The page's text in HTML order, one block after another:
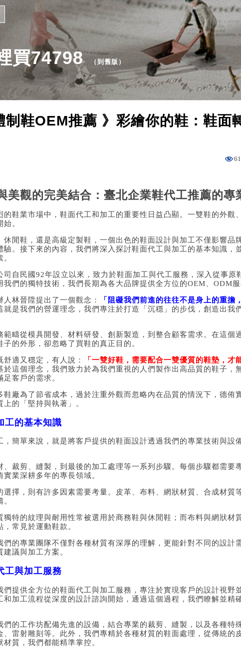
買74798（到舊版 ）
制鞋OEM推薦 》彩繪你的鞋：鞋面
61
美觀的完美結合：臺北企業鞋代工推薦的專
的鞋業市場中，鞋面代工和加工的重要性日益凸顯。一雙鞋的外觀
。
休閒鞋，還是高級定製鞋，一個出色的鞋面設計與加工不僅影響品
驗。接下來的內容，我們將深入探討鞋面代工與加工的基本知識，
司自民國92年設立以來，致力於鞋面加工與代工服務，深入從事原
我們的獨特技術，我們長期為各大品牌提供全方位的OEM、ODM服
人林晉陞提出了一個觀念：
「阻礙我們前進的往往不是身上的重擔
就是我們的營運理念，我們專注於打造「沉穩」的步伐，創造出我
範疇從模具開發、材料研發、創新製造，到整合顧客需求。在這個
子的外形，卻忽略了買鞋的真正目的。
舒適又穩定，有人說：
「一雙好鞋，需要配合一雙優質的鞋墊，才
於這個理念，我們致力於為我們重視的人們製作出高品質的鞋子，
客戶的需求。
鞋廠為了節省成本，過於注重外觀而忽略內在品質的情況下，德侑
上的「堅持與執著」。
工的基本知識
，簡單來說，就是將客戶提供的鞋面設計透過我們的專業技術與設
、裁剪、縫製，到最後的加工處理等一系列步驟。每個步驟都需要
實業深耕多年的專長領域。
選擇，則有許多因素需要考量。皮革、布料、網狀材質、合成材質
獨特的紋理與耐用性常被選用於商務鞋與休閒鞋；而布料與網狀材
常見於運動鞋款。
們的專業團隊不僅對各種材質有深厚的理解，更能針對不同的設計
議與加工方案。
工與加工服務
們提供全方位的鞋面代工與加工服務，專注於實現客戶的設計視野
和加工流程從深度的設計諮詢開始，通過這個過程，我們瞭解並精
們的工作坊配備先進的設備，結合專業的裁剪、縫製，以及各種特
、雷射雕刻等。此外，我們專精於各種材質的鞋面處理，從傳統的
材質，我們都能精準掌控。